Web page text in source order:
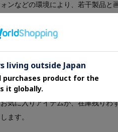
ォンなどの環境により、若干製品と
【お気に入り登録】
気になるアイテムは『お気に入り登
オンラインサイトの各アイテムにあ
お気に入りアイテムが、在庫残りわ
します。